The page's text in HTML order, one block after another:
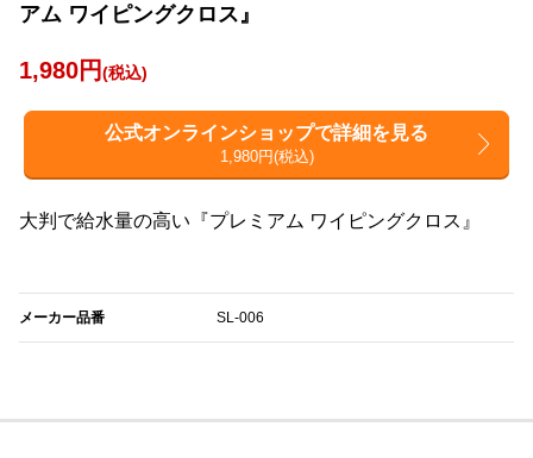
アム ワイピングクロス』
1,980円(税込)
公式オンラインショップで詳細を見る
1,980円(税込)
大判で給水量の高い『プレミアム ワイピングクロス』
メーカー品番 SL-006